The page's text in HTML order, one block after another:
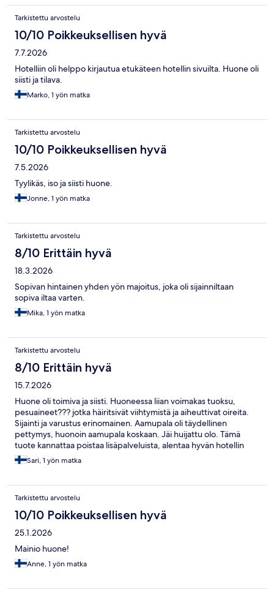
Tarkistettu arvostelu
10/10 Poikkeuksellisen hyvä
7.7.2026
Hotelliin oli helppo kirjautua etukäteen hotellin sivuilta. Huone oli
siisti ja tilava.
Marko, 1 yön matka
Tarkistettu arvostelu
10/10 Poikkeuksellisen hyvä
7.5.2026
Tyylikäs, iso ja siisti huone.
Jonne, 1 yön matka
Tarkistettu arvostelu
8/10 Erittäin hyvä
18.3.2026
Sopivan hintainen yhden yön majoitus, joka oli sijainniltaan
sopiva iltaa varten.
Mika, 1 yön matka
Tarkistettu arvostelu
8/10 Erittäin hyvä
15.7.2026
Huone oli toimiva ja siisti. Huoneessa liian voimakas tuoksu,
pesuaineet??? jotka häiritsivät viihtymistä ja aiheuttivat oireita.
Sijainti ja varustus erinomainen. Aamupala oli täydellinen
pettymys, huonoin aamupala koskaan. Jäi huijattu olo. Tämä
tuote kannattaa poistaa lisäpalveluista, alentaa hyvän hotellin
imagoa.
Sari, 1 yön matka
Tarkistettu arvostelu
10/10 Poikkeuksellisen hyvä
25.1.2026
Mainio huone!
Anne, 1 yön matka